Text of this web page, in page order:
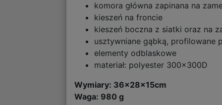
komora główna zapinana na
kieszeń na froncie
kieszeń boczna z siatki oraz na
usztywniane gąbką, profilowane
elementy odblaskowe
materiał: polyester 300x300D
Wymiary: 36x28x15cm
Waga: 980 g